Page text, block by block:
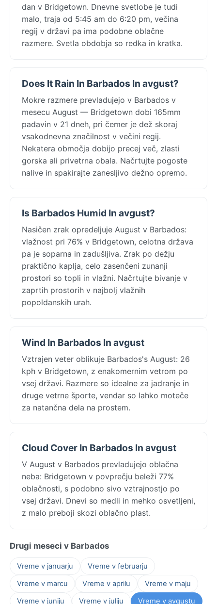
dan v Bridgetown. Dnevne svetlobe je tudi
malo, traja od 5:45 am do 6:20 pm, večina
regij v državi pa ima podobne oblačne
razmere. Svetla obdobja so redka in kratka.
Does It Rain In Barbados In avgust?
Mokre razmere prevladujejo v Barbados v
mesecu August — Bridgetown dobi 165mm
padavin v 21 dneh, pri čemer je dež skoraj
vsakodnevna značilnost v večini regij.
Nekatera območja dobijo precej več, zlasti
gorska ali privetrna obala. Načrtujte pogoste
nalive in spakirajte zanesljivo dežno opremo.
Is Barbados Humid In avgust?
Nasičen zrak opredeljuje August v Barbados:
vlažnost pri 76% v Bridgetown, celotna država
pa je soparna in zadušljiva. Zrak po dežju
praktično kaplja, celo zasenčeni zunanji
prostori so topli in vlažni. Načrtujte bivanje v
zaprtih prostorih v najbolj vlažnih
popoldanskih urah.
Wind In Barbados In avgust
Vztrajen veter oblikuje Barbados's August: 26
kph v Bridgetown, z enakomernim vetrom po
vsej državi. Razmere so idealne za jadranje in
druge vetrne športe, vendar so lahko moteče
za natančna dela na prostem.
Cloud Cover In Barbados In avgust
V August v Barbados prevladujejo oblačna
neba: Bridgetown v povprečju beleži 77%
oblačnosti, s podobno sivo vztrajnostjo po
vsej državi. Dnevi so medli in mehko osvetljeni,
z malo preboji skozi oblačno plast.
Drugi meseci v Barbados
Vreme v januarju
Vreme v februarju
Vreme v marcu
Vreme v aprilu
Vreme v maju
Vreme v juniju
Vreme v juliju Vreme v avgustu